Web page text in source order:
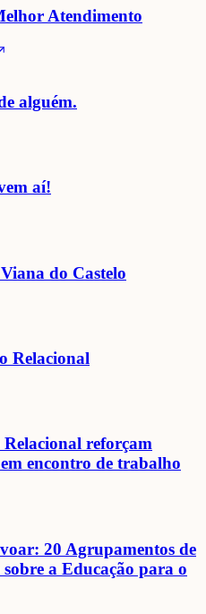
Atendimento
alguém.
aí!
do Castelo
Relacional
reforçam
encontro de trabalho
20 Agrupamentos de
a Educação para o